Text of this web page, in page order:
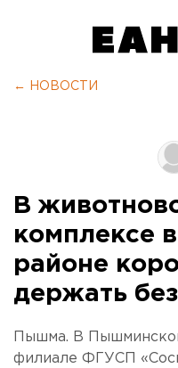
← НОВОСТИ
В
комплексе
районе
держать
Пышма. В
филиале ФГУСП